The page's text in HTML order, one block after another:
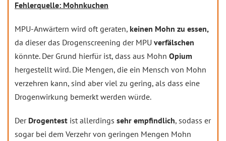
Fehlerquelle: Mohnkuchen
MPU-Anwärtern wird oft geraten, keinen Mohn zu essen,
da dieser das Drogenscreening der MPU verfälschen
könnte. Der Grund hierfür ist, dass aus Mohn Opium
hergestellt wird. Die Mengen, die ein Mensch von Mohn
verzehren kann, sind aber viel zu gering, als dass eine
Drogenwirkung bemerkt werden würde.
Der Drogentest ist allerdings sehr empfindlich, sodass er
sogar bei dem Verzehr von geringen Mengen Mohn